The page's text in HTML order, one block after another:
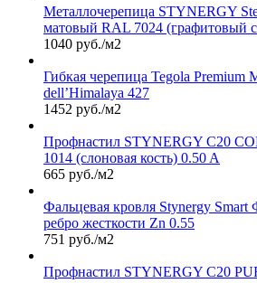
Металлочерепица STYNERGY
матовый RAL 7024 (графитовый
1040 руб./м2
Гибкая черепица Tegola Premium
dell’Himalaya 427
1452 руб./м2
Профнастил STYNERGY С20
1014 (слоновая кость) 0.50 A
665 руб./м2
Фальцевая кровля Stynergy
ребро жесткости Zn 0.55
751 руб./м2
Профнастил STYNERGY С20